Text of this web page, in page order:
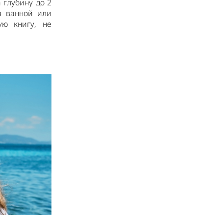
до 2
ванной или
книгу, не